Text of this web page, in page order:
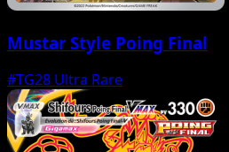
Mustar Style Poing Final
#TG28 Ultra Rare